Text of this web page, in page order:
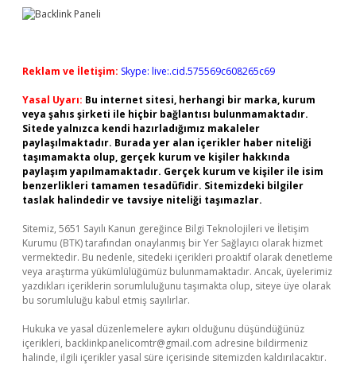
Reklam ve İletişim: Skype: live:.cid.575569c608265c69
Yasal Uyarı: Bu internet sitesi, herhangi bir marka, kurum
veya şahıs şirketi ile hiçbir bağlantısı bulunmamaktadır.
Sitede yalnızca kendi hazırladığımız makaleler
paylaşılmaktadır. Burada yer alan içerikler haber niteliği
taşımamakta olup, gerçek kurum ve kişiler hakkında
paylaşım yapılmamaktadır. Gerçek kurum ve kişiler ile isim
benzerlikleri tamamen tesadüfidir. Sitemizdeki bilgiler
taslak halindedir ve tavsiye niteliği taşımazlar.
Sitemiz, 5651 Sayılı Kanun gereğince Bilgi Teknolojileri ve İletişim
Kurumu (BTK) tarafından onaylanmış bir Yer Sağlayıcı olarak hizmet
vermektedir. Bu nedenle, sitedeki içerikleri proaktif olarak denetleme
veya araştırma yükümlülüğümüz bulunmamaktadır. Ancak, üyelerimiz
yazdıkları içeriklerin sorumluluğunu taşımakta olup, siteye üye olarak
bu sorumluluğu kabul etmiş sayılırlar.
Hukuka ve yasal düzenlemelere aykırı olduğunu düşündüğünüz
içerikleri, backlinkpanelicomtr@gmail.com adresine bildirmeniz
halinde, ilgili içerikler yasal süre içerisinde sitemizden kaldırılacaktır.